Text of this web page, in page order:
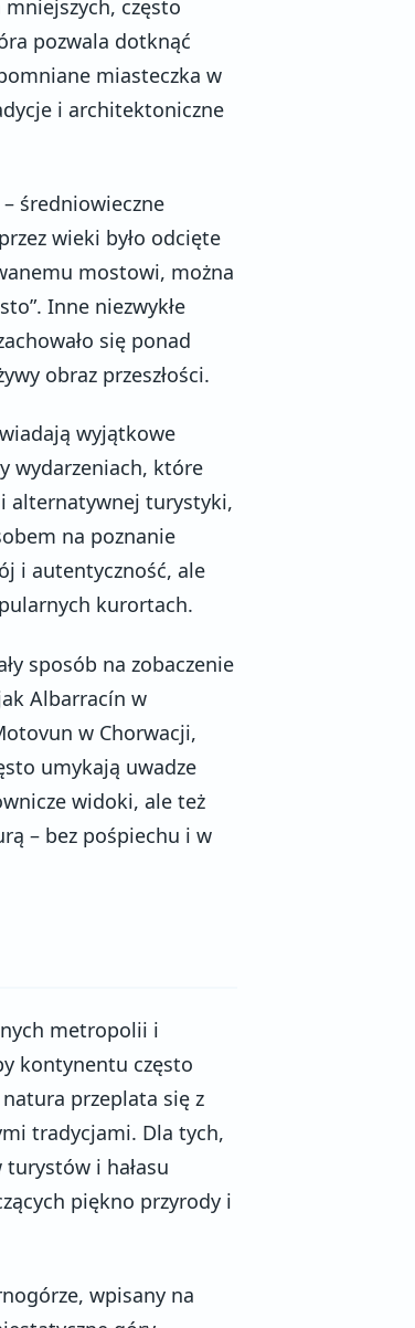
często
pozwala dotknąć
miasteczka w
i architektoniczne
średniowieczne
wieki było odcięte
mostowi, można
Inne niezwykłe
się ponad
obraz przeszłości.
wyjątkowe
wydarzeniach, które
i alternatywnej turystyki,
na poznanie
i autentyczność, ale
kurortach.
sposób na zobaczenie
Albarracín w
w Chorwacji,
umykają uwadze
widoki, ale też
– bez pośpiechu i w
metropolii i
kontynentu często
przeplata się z
tradycjami. Dla tych,
i hałasu
piękno przyrody i
wpisany na